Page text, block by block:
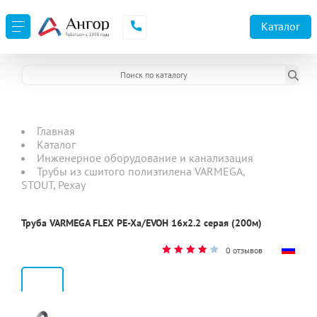
Каталог
Главная
Каталог
Инженерное оборудование и канализация
Трубы из сшитого полиэтилена VARMEGA,
STOUT, Рехау
Труба VARMEGA FLEX PE-Xa/EVOH 16x2.2 серая (200м)
0 отзывов